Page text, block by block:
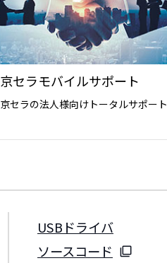
京セラモバイルサポート
京セラの法人様向けトータルサポート
USBドライバ
ソースコード